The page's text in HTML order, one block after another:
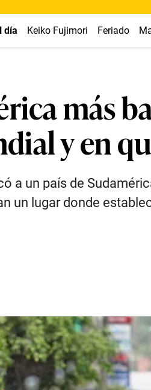
día Keiko Fujimori Feriado
más
y en
a un país de
un lugar donde